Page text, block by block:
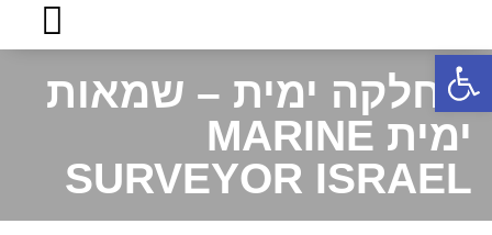
מחלקה ימית – שמאות
ימית MARINE
SURVEYOR ISRAEL
פתח סרגל נגישות